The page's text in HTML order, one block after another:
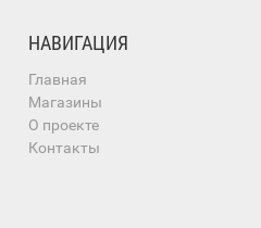
НАВИГАЦИЯ
Главная
Магазины
О проекте
Контакты